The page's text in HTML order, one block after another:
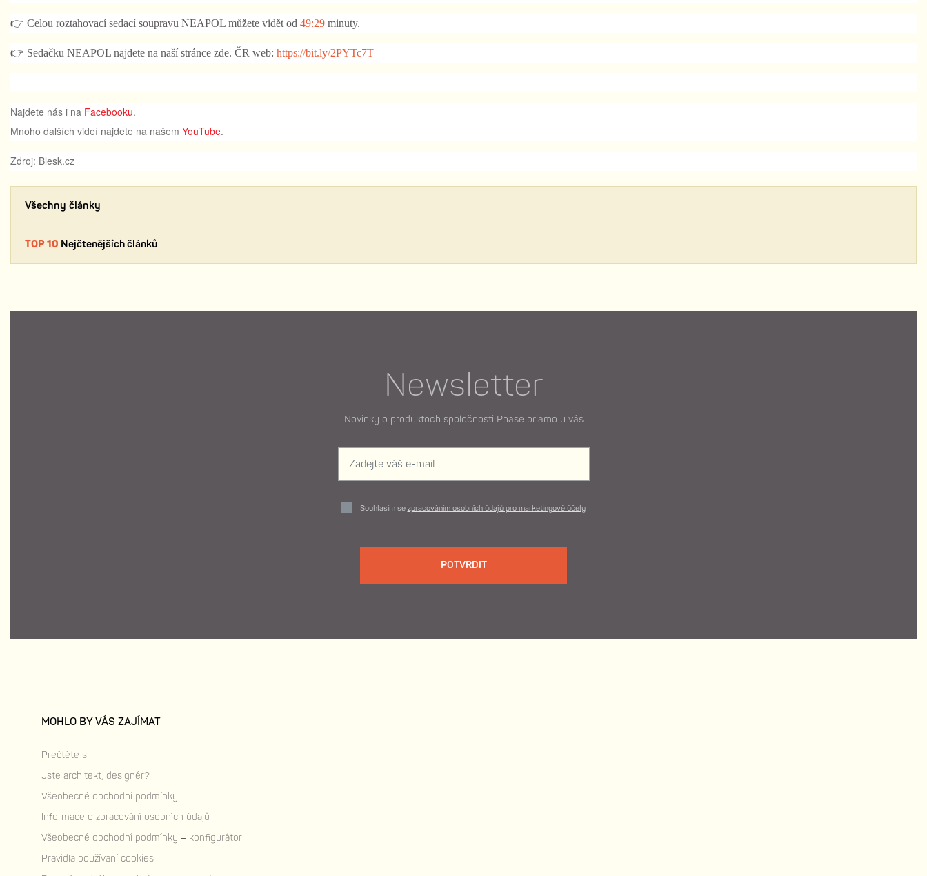
Všechny články
TOP 10 Nejčtenějších článků
👉 Celou roztahovací sedací soupravu NEAPOL můžete vidět od 49:29 minuty.
👉 Sedačku NEAPOL najdete na naší stránce zde. ČR web: https://bit.ly/2PYTc7T
Najdete nás i na Facebooku.
Mnoho dalších videí najdete na našem YouTube.
Zdroj: Blesk.cz
Newsletter
Novinky o produktoch spoločnosti Phase priamo u vás
Souhlasím se zpracováním osobních údajů pro marketingové účely
POTVRDIT
MOHLO BY VÁS ZAJÍMAT
Prečtěte si
Jste architekt, designér?
Všeobecné obchodní podmínky
Informace o zpracování osobních údajů
Všeobecné obchodní podmínky – konfigurátor
Pravidla používaní cookies